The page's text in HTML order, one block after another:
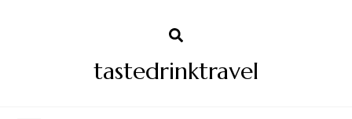
tastedrinktravel